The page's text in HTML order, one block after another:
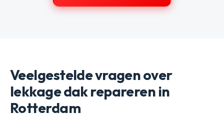
Veelgestelde vragen over
lekkage dak repareren in
Rotterdam